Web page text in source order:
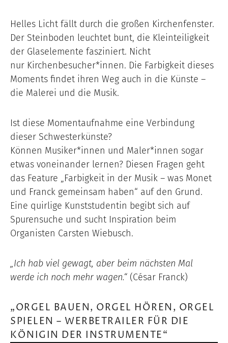
Helles Licht fällt durch die großen Kirchenfenster.
Der Steinboden leuchtet bunt, die Kleinteiligkeit
der Glaselemente fasziniert. Nicht
nur Kirchenbesucher*innen. Die Farbigkeit dieses
Moments findet ihren Weg auch in die Künste –
die Malerei und die Musik.
Ist diese Momentaufnahme eine Verbindung
dieser Schwesterkünste?
Können Musiker*innen und Maler*innen sogar
etwas voneinander lernen? Diesen Fragen geht
das Feature „Farbigkeit in der Musik – was Monet
und Franck gemeinsam haben“ auf den Grund.
Eine quirlige Kunststudentin begibt sich auf
Spurensuche und sucht Inspiration beim
Organisten Carsten Wiebusch.
„Ich hab viel gewagt, aber beim nächsten Mal
werde ich noch mehr wagen.“ (César Franck)
„ORGEL BAUEN, ORGEL HÖREN, ORGEL
SPIELEN – WERBETRAILER FÜR DIE
KÖNIGIN DER INSTRUMENTE“